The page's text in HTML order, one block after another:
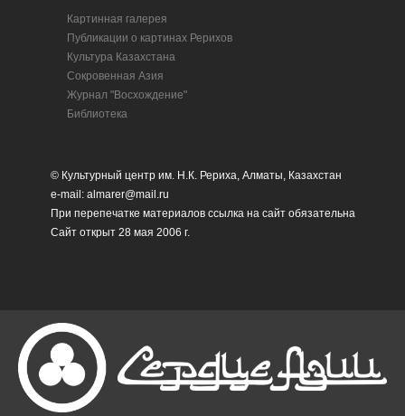
Картинная галерея
Публикации о картинах Рерихов
Культура Казахстана
Сокровенная Азия
Журнал "Восхождение"
Библиотека
© Культурный центр им. Н.К. Рериха, Алматы, Казахстан
e-mail: almarer@mail.ru
При перепечатке материалов ссылка на сайт обязательна
Сайт открыт 28 мая 2006 г.